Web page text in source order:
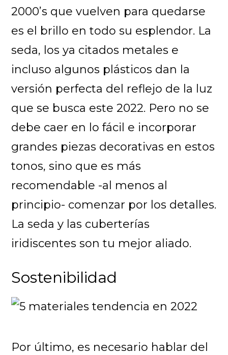
2000’s que vuelven para quedarse
es el brillo en todo su esplendor. La
seda, los ya citados metales e
incluso algunos plásticos dan la
versión perfecta del reflejo de la luz
que se busca este 2022. Pero no se
debe caer en lo fácil e incorporar
grandes piezas decorativas en estos
tonos, sino que es más
recomendable -al menos al
principio- comenzar por los detalles.
La seda y las cuberterías
iridiscentes son tu mejor aliado.
Sostenibilidad
Por último, es necesario hablar del